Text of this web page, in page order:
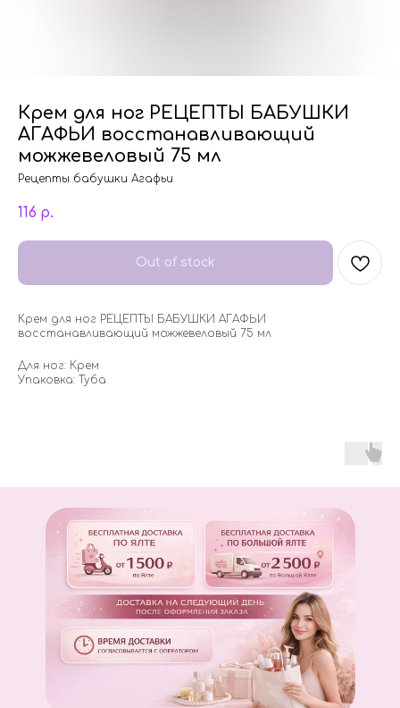
Крем для ног РЕЦЕПТЫ БАБУШКИ
АГАФЬИ восстанавливающий
можжевеловый 75 мл
Рецепты бабушки Агафьи
116 р.
Out of stock
Крем для ног РЕЦЕПТЫ БАБУШКИ АГАФЬИ
восстанавливающий можжевеловый 75 мл
Для ног: Крем
Упаковка: Туба